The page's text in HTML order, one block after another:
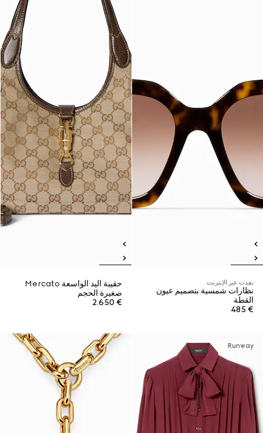
نفدت عبر الإنترنت
نظارات شمسية بتصميم عيون
القطة
€ 485
حقيبة اليد الواسعة Mercato
صغيرة الحجم
€ 2.650
Runway